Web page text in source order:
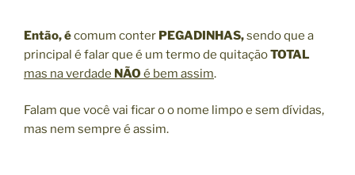
Então, écomum conter PEGADINHAS,sendo que a
principal é falar que é um termo de quitaçãoTOTAL
mas na verdade NÃO é bem assim.
Falam que você vai ficar o o nome limpo e sem dívidas,
mas nem sempre é assim.